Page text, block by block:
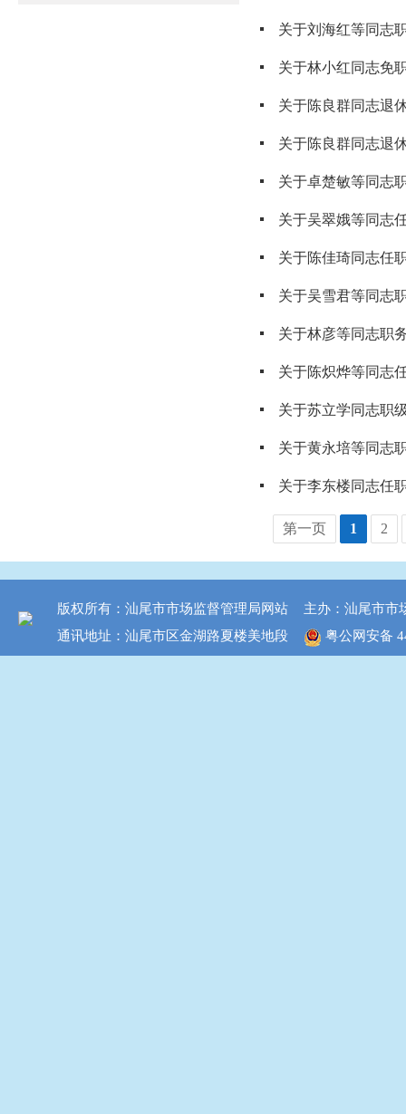
关于刘海红等同志
关于林小红同志免
关于陈良群同志退
关于陈良群同志退
关于卓楚敏等同志
关于吴翠娥等同志
关于陈佳琦同志任
关于吴雪君等同志
关于林彦等同志职
关于陈炽烨等同志
关于苏立学同志职
关于黄永培等同志
关于李东楼同志任
第一页 1 2
版权所有：汕尾市市场监督管理局网站
主办：汕尾市市
通讯地址：汕尾市区金湖路夏楼美地段
粤公网安备